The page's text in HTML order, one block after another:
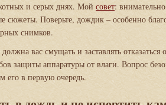
и серых днях. Мой совет:
сюжеты. Поверьте, дождик – особенно
снимков.
вас смущать и заставлять отказаться
защиты аппаратуры от влаги. Вопрос
его в первую очередь.